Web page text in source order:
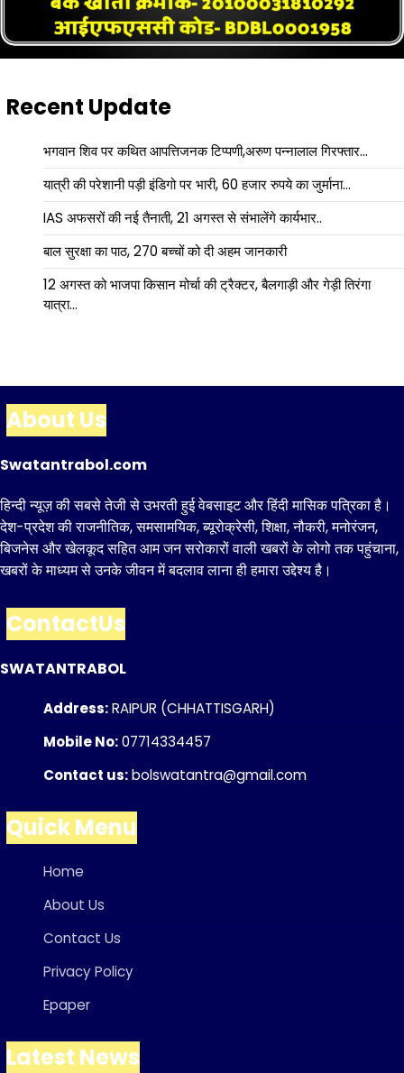
Recent Update
भगवान शिव पर कथित आपत्तिजनक टिप्पणी,अरुण पन्नालाल गिरफ्तार…
यात्री की परेशानी पड़ी इंडिगो पर भारी, 60 हजार रुपये का जुर्माना…
IAS अफसरों की नई तैनाती, 21 अगस्त से संभालेंगे कार्यभार..
बाल सुरक्षा का पाठ, 270 बच्चों को दी अहम जानकारी
12 अगस्त को भाजपा किसान मोर्चा की ट्रैक्टर, बैलगाड़ी और गेड़ी तिरंगा
यात्रा…
About Us
Swatantrabol.com
हिन्दी न्यूज़ की सबसे तेजी से उभरती हुई वेबसाइट और हिंदी मासिक पत्रिका है।
देश-प्रदेश की राजनीतिक, समसामयिक, ब्यूरोक्रेसी, शिक्षा, नौकरी, मनोरंजन,
बिजनेस और खेलकूद सहित आम जन सरोकारों वाली खबरों के लोगो तक पहुंचाना,
खबरों के माध्यम से उनके जीवन में बदलाव लाना ही हमारा उद्देश्य है।
ContactUs
SWATANTRABOL
Address:RAIPUR (CHHATTISGARH)
Mobile No:07714334457
Contact us:bolswatantra@gmail.com
Quick Menu
Home
About Us
Contact Us
Privacy Policy
Epaper
Latest News